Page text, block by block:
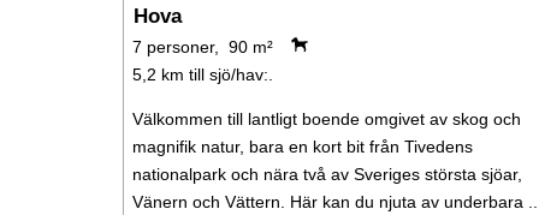
Hova
7 personer, 90 m²
5,2 km till sjö/hav:.
Välkommen till lantligt boende omgivet av skog och
magnifik natur, bara en kort bit från Tivedens
nationalpark och nära två av Sveriges största sjöar,
Vänern och Vättern. Här kan du njuta av underbara ...